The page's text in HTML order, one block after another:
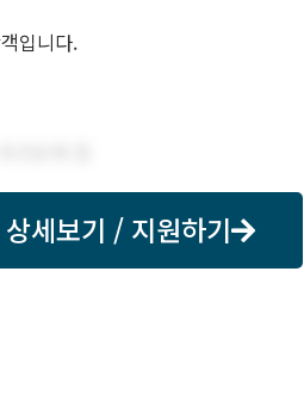
입니다.
세보기 / 지원하기